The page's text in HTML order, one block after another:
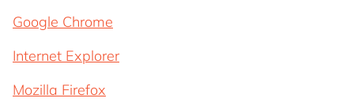
Google Chrome
Internet Explorer
Mozilla Firefox